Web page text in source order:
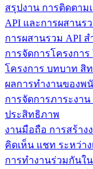
สรุปงาน การติดตา
API และการผสานร
การผสานรวม API
การจัดการโครงการ
โครงการ บทบาท สิ
ผลการทำงานของพ
การจัดการภาระงา
ประสิทธิภาพ
งานมือถือ การสร้าง
คิดเห็น แชท ระหว่าง
การทำงานร่วมกันใ